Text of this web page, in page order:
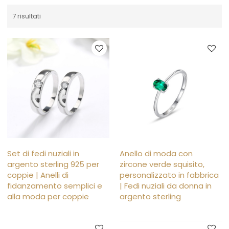
7 risultati
Set di fedi nuziali in
argento sterling 925 per
coppie | Anelli di
fidanzamento semplici e
alla moda per coppie
Anello di moda con
zircone verde squisito,
personalizzato in fabbrica
| Fedi nuziali da donna in
argento sterling